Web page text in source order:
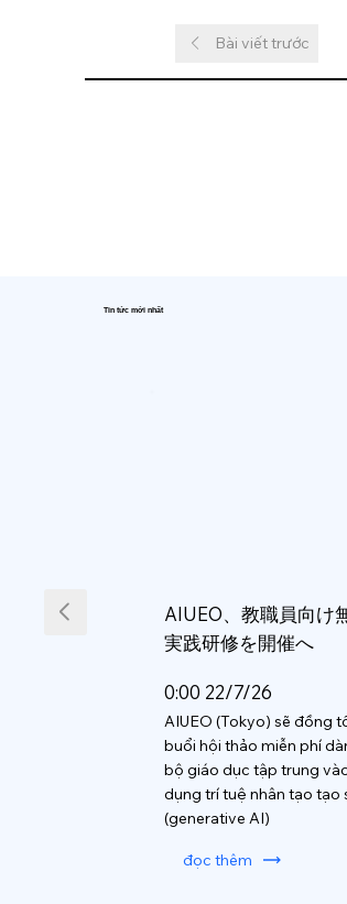
Bài viết trước
Tin tức mới nhất
AIUEO、教職員向け
実践研修を開催へ
0:00 22/7/26
AIUEO (Tokyo) sẽ đồng
buổi hội thảo miễn phí
bộ giáo dục tập trung
dụng trí tuệ nhân tạo tạo
(generative AI)
đọc thêm